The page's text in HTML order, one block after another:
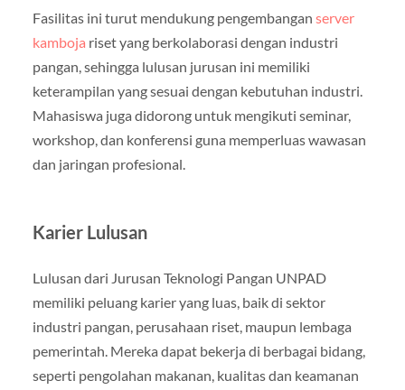
Fasilitas ini turut mendukung pengembangan server
kamboja riset yang berkolaborasi dengan industri
pangan, sehingga lulusan jurusan ini memiliki
keterampilan yang sesuai dengan kebutuhan industri.
Mahasiswa juga didorong untuk mengikuti seminar,
workshop, dan konferensi guna memperluas wawasan
dan jaringan profesional.
Karier Lulusan
Lulusan dari Jurusan Teknologi Pangan UNPAD
memiliki peluang karier yang luas, baik di sektor
industri pangan, perusahaan riset, maupun lembaga
pemerintah. Mereka dapat bekerja di berbagai bidang,
seperti pengolahan makanan, kualitas dan keamanan